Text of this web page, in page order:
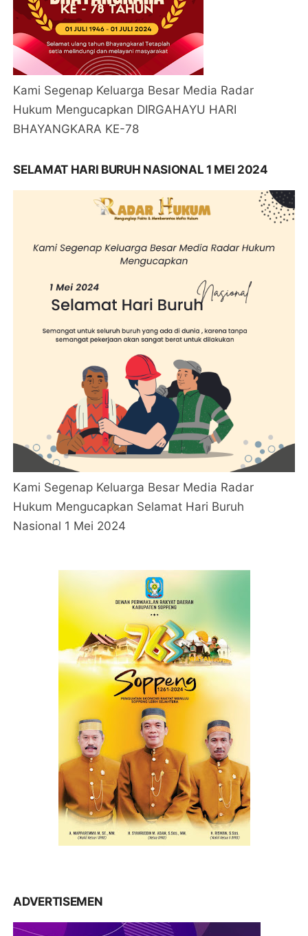
Kami Segenap Keluarga Besar Media Radar
Hukum Mengucapkan DIRGAHAYU HARI
BHAYANGKARA KE-78
SELAMAT HARI BURUH NASIONAL 1 MEI 2024
Kami Segenap Keluarga Besar Media Radar
Hukum Mengucapkan Selamat Hari Buruh
Nasional 1 Mei 2024
ADVERTISEMEN